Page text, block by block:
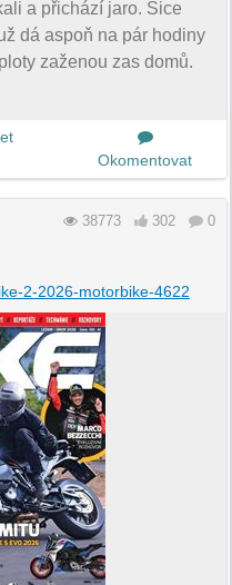
a přichází jaro. Sice
dá aspoň na pár hodiny
zaženou zas domů.
Okomentovat
38773 302 0
2-2026-motorbike-4622